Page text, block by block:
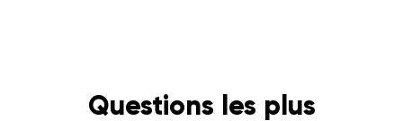
Questions les plus